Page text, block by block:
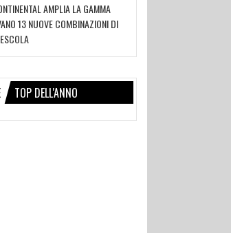
AMPLIA LA GAMMA
13 NUOVE COMBINAZIONI DI
TOP DELL'ANNO